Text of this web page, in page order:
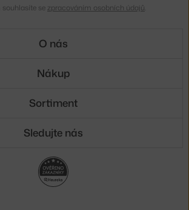
se zpracováním osobních údajů
O nás
Nákup
Sortiment
Sledujte nás